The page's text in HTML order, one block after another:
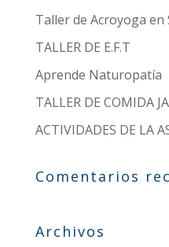
Taller de Acroyoga en
TALLER DE E.F.T
Aprende Naturopatía
TALLER DE COMIDA
ACTIVIDADES DE LA
Comentarios
Archivos